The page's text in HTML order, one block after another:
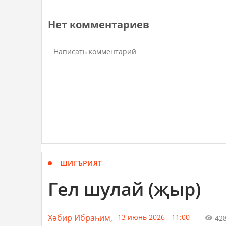
Нет комментариев
ШИГЪРИЯТ
Гел шулай (җыр)
Хәбир Ибраһим, 13 июнь 2026 - 11:00